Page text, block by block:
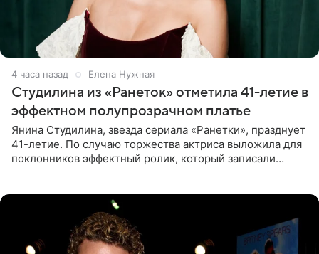
4 часа назад Елена Нужная
Студилина из «Ранеток» отметила 41-летие в
эффектном полупрозрачном платье
Янина Студилина, звезда сериала «Ранетки», празднует
41-летие. По случаю торжества актриса выложила для
поклонников эффектный ролик, который записали